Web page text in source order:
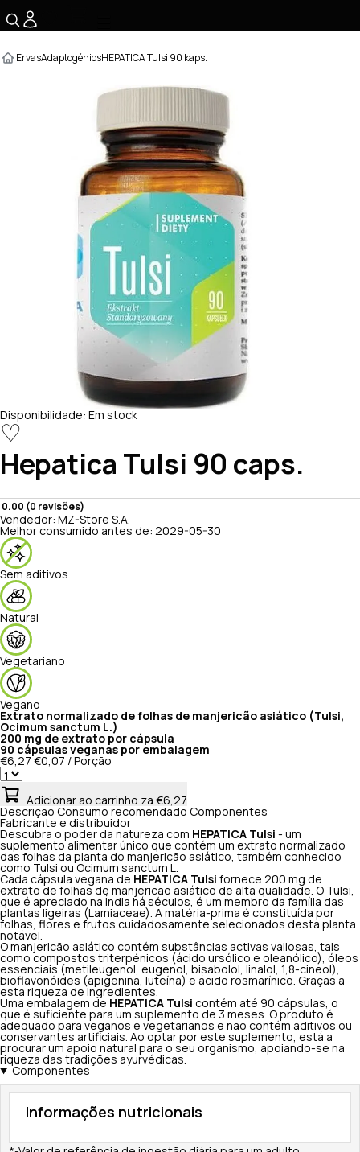
ErvasAdaptogéniosHEPATICA Tulsi 90 kaps.
Disponibilidade: Em stock
♡
Hepatica Tulsi 90 caps.
0.00 (0 revisões)
Vendedor: MZ-Store S.A.
Melhor consumido antes de: 2029-05-30
Sem aditivos
Natural
Vegetariano
Vegano
Extrato normalizado de folhas de manjericão asiático (Tulsi,
Ocimum sanctum L.)
200 mg de extrato por cápsula
90 cápsulas veganas por embalagem
€6,27 €0,07 / Porção
Adicionar ao carrinho za €6,27
Descrição Consumo recomendado Componentes
Fabricante e distribuidor
Descubra o poder da natureza com HEPATICA Tulsi - um
suplemento alimentar único que contém um extrato normalizado
das folhas da planta do manjericão asiático, também conhecido
como Tulsi ou Ocimum sanctum L.
Cada cápsula vegana de HEPATICA Tulsi fornece 200 mg de
extrato de folhas de manjericão asiático de alta qualidade. O Tulsi,
que é apreciado na Índia há séculos, é um membro da família das
plantas ligeiras (Lamiaceae). A matéria-prima é constituída por
folhas, flores e frutos cuidadosamente selecionados desta planta
notável.
O manjericão asiático contém substâncias activas valiosas, tais
como compostos triterpénicos (ácido ursólico e oleanólico), óleos
essenciais (metileugenol, eugenol, bisabolol, linalol, 1,8-cineol),
bioflavonóides (apigenina, luteína) e ácido rosmarínico. Graças a
esta riqueza de ingredientes.
Uma embalagem de HEPATICA Tulsi contém até 90 cápsulas, o
que é suficiente para um suplemento de 3 meses. O produto é
adequado para veganos e vegetarianos e não contém aditivos ou
conservantes artificiais. Ao optar por este suplemento, está a
procurar um apoio natural para o seu organismo, apoiando-se na
riqueza das tradições ayurvédicas.
Componentes
Informações nutricionais